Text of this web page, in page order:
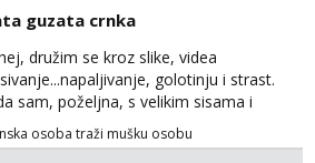
nešto od toga i spremna si, javi se.
po želji (od 500€ naviše, ovisi o
sto možeš)
guzata crnka
družim se kroz slike, videa
golotinju i strast.
sam, poželjna, s velikim sisama i
😉 Kontakt: Telegram: nebojezuto
chat/Gmail smmaprivatni@gmail.com
osoba traži mušku osobu